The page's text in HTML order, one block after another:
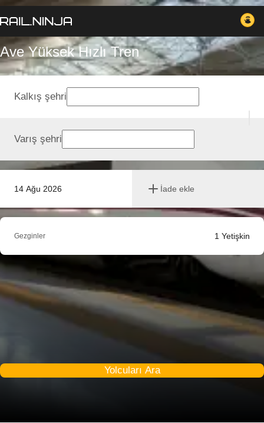
Ave Yüksek Hızlı Tren
14 Ağu 2026 İade ekle
Kalkış şehri
Varış şehri
Gezginler 1 Yetişkin
Yolcuları Ara